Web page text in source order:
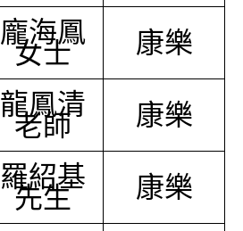
龐海鳳
女士 康樂
龍鳳清
老師 康樂
羅紹基
先生 康樂